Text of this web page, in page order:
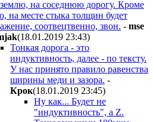
на соседнюю дорогу. Кроме
на месте стыка толщин будет
соотвецтвенно, звон. - mse
(18.01.2019 23:43)
Тонкая дорога - это
индуктивность, далее - по тексту.
У нас принято правило равенства
ширины меди и зазора. -
Крок(18.01.2019 23:45)
Ну как... Будет не
"индуктивность", а Z.